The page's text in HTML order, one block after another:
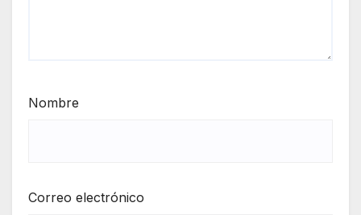
Nombre
Correo electrónico